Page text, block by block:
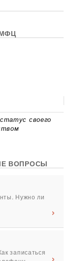
своего
ВОПРОСЫ
Нужно ли
записаться